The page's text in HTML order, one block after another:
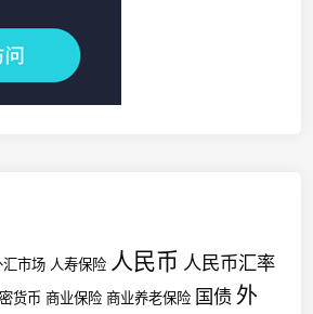
汇市场 人寿保险 人民币 人民币汇率
货币 商业保险 商业养老保险 国债 外